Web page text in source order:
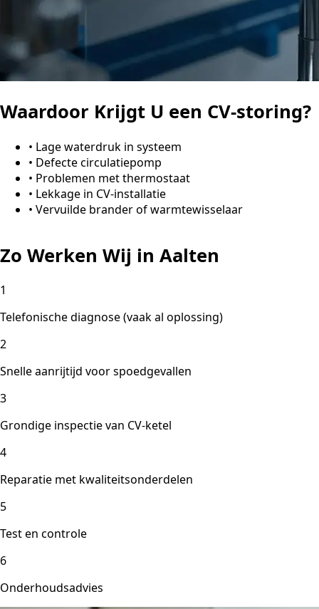
Waardoor Krijgt U een CV-storing?
• Lage waterdruk in systeem
• Defecte circulatiepomp
• Problemen met thermostaat
• Lekkage in CV-installatie
• Vervuilde brander of warmtewisselaar
Zo Werken Wij in Aalten
1
Telefonische diagnose (vaak al oplossing)
2
Snelle aanrijtijd voor spoedgevallen
3
Grondige inspectie van CV-ketel
4
Reparatie met kwaliteitsonderdelen
5
Test en controle
6
Onderhoudsadvies